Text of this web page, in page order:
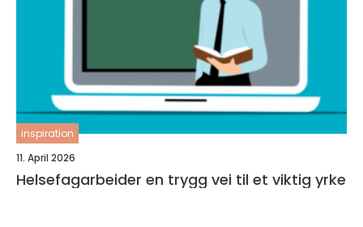
inspiration
11. April 2026
Helsefagarbeider en trygg vei til et viktig yrke